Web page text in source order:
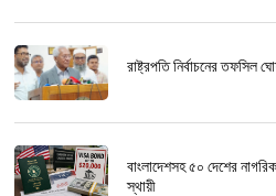
রাষ্ট্রপতি নির্বাচনের তফসিল
বাংলাদেশসহ ৫০ দেশের
স্থায়ী